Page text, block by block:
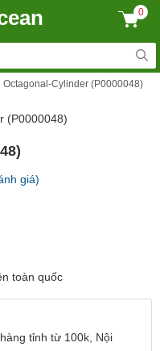
0
Octagonal-Cylinder (P0000048)
giá)
toàn quốc
tỉnh từ 100k, Nội